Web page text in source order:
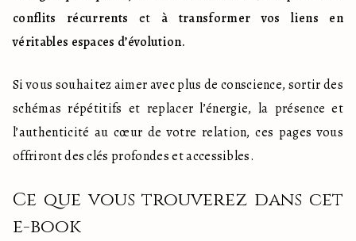
conflits récurrents et à transformer vos liens en
véritables espaces d’évolution.
Si vous souhaitez aimer avec plus de conscience, sortir des
schémas répétitifs et replacer l’énergie, la présence et
l’authenticité au cœur de votre relation, ces pages vous
offriront des clés profondes et accessibles.
Ce que vous trouverez dans cet
e-book